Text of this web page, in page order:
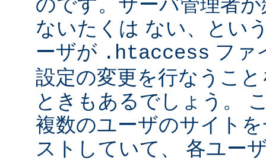
ないたくは ない、とい
ーザが .htaccess ファ
設定の変更を行なうこ
ときもあるでしょう。
複数のユーザのサイト
ストしていて、 各ユー